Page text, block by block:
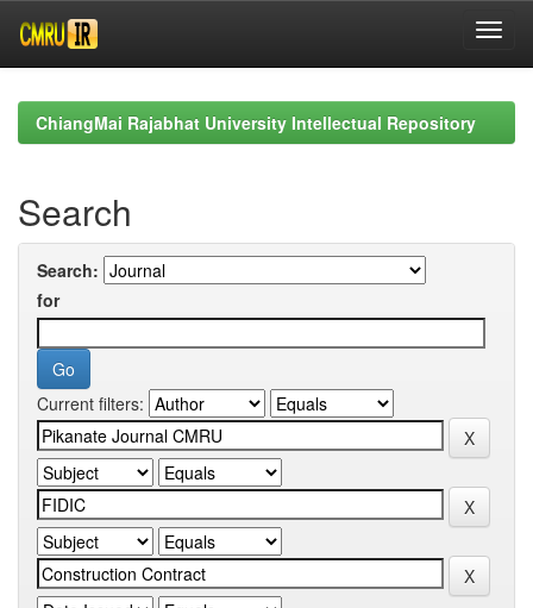
navigationChiangMai Rajabhat University Intellectual Repository
Search
Search:
for
Current filters: